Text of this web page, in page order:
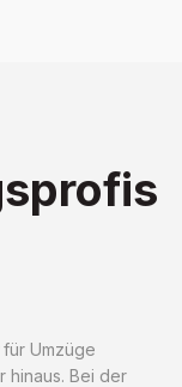
für Umzüge
hinaus. Bei der